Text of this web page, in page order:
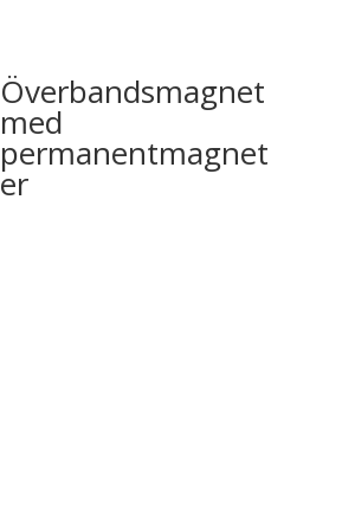
Överbandsmagnet
med
permanentmagnet
er